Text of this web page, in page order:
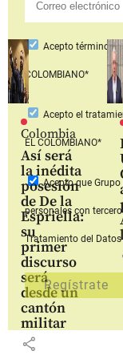
Colombia
Así será
la inédita
posesión
de De la
Espriella:
su
primer
discurso
será
desde un
cantón
militar
share
Aceptotérminos y
COLOMBIANO*
Acepto el
EL COLOMBIANO*
Acepto que Grupo
personales con
Tratamiento del